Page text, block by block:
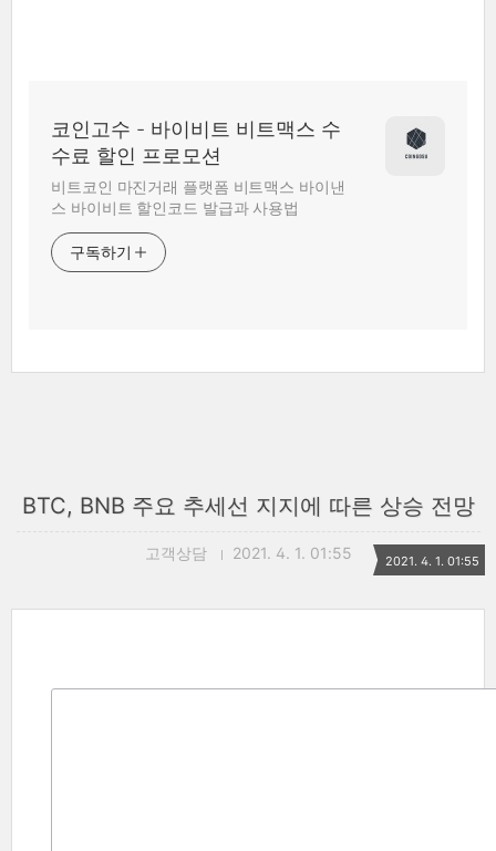
코인고수 - 바이비트 비트맥스 수
수료 할인 프로모션
비트코인 마진거래 플랫폼 비트맥스 바이낸
스 바이비트 할인코드 발급과 사용법
구독하기
BTC, BNB 주요 추세선 지지에 따른 상승 전망
고객상담 2021. 4. 1. 01:55 2021. 4. 1. 01:55